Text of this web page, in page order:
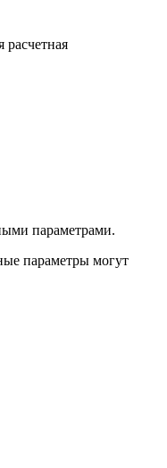
параметрами.
параметры могут